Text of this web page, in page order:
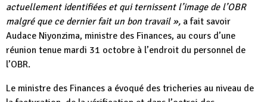
actuellement identifiées et qui ternissent l’image de l’OBR
malgré que ce dernier fait un bon travail », a fait savoir
Audace Niyonzima, ministre des Finances, au cours d’une
réunion tenue mardi 31 octobre à l’endroit du personnel de
l’OBR.
Le ministre des Finances a évoqué des tricheries au niveau de